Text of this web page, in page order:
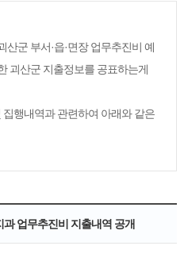
군 부서·읍·면장 업무추진비 예
괴산군 지출정보를 공표하는게
집행내역과 관련하여 아래와 같은
업무추진비 지출내역 공개